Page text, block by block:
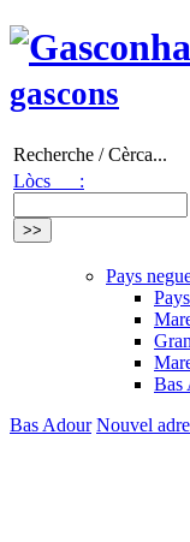
gascons
Recherche / Cèrca...
Lòcs :
Pays
Bas
Bas Adour Nouvel